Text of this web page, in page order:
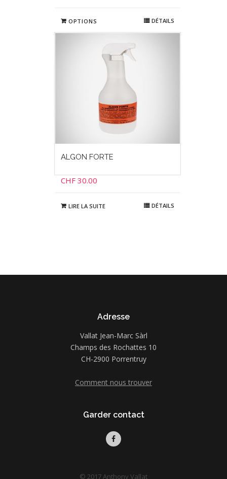
OPTIONS DÉTAILS
ALGON FORTE
CHF30.00
LIRE LA SUITE DÉTAILS
Adresse
Vallat Jean-Marc Sàrl
Champs des Rochattes 10
CH-2900 Porrentruy
Comment nous trouver
Garder contact
© 2017 Anthony Vallat